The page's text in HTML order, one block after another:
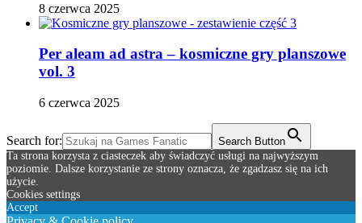
8 czerwca 2025
Per aleam ad astra – kosmiczne gry planszowe
vol. 3
6 czerwca 2025
Search for:
Search Button
Ta strona korzysta z ciasteczek aby świadczyć usługi na najwyższym
poziomie. Dalsze korzystanie ze strony oznacza, że zgadzasz się na ich
użycie.
Cookies settings
Accept